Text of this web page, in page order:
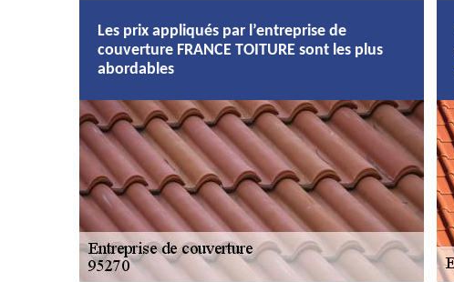
Les prix appliqués par l’entreprise de
couverture FRANCE TOITURE sont les plus
abordables